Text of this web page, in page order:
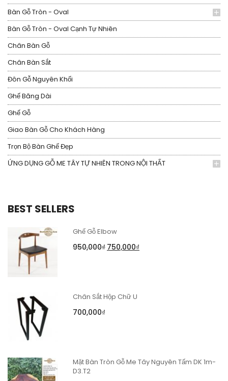
Bàn Gỗ Tròn - Oval
Bàn Gỗ Tròn - Oval Cạnh Tự Nhiên
Chân Bàn Gỗ
Chân Bàn Sắt
Đôn Gỗ Nguyên Khối
Ghế Băng Dài
Ghế Gỗ
Giao Bàn Gỗ Cho Khách Hàng
Trọn Bộ Bàn Ghế Đẹp
ỨNG DỤNG GỖ ME TÂY TỰ NHIÊN TRONG NỘI THẤT
BEST SELLERS
Ghế Gỗ Elbow
950,000₫ 750,000₫
Chân Sắt Hộp Chữ U
700,000₫
Mặt Bàn Tròn Gỗ Me Tây Nguyên Tấm DK 1m-
D3.T2